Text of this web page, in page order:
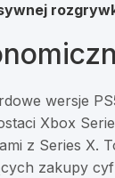
wersje
Xbox
z Series X.
zakupy